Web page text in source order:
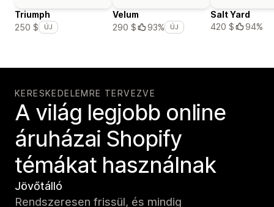
Triumph
250 $
ÚJ
Velum
290 $
93% ÚJ
Salt Yard
420 $
94%
KERESKEDELEMRE TERVEZVE
A világ legjobb online
áruházai Shopify
témákat használnak
Jövőtálló
Rendszeresen frissül, és mindig